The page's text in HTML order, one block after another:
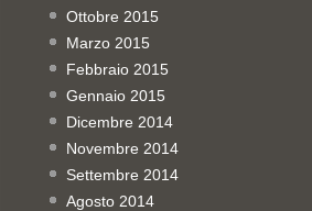
Ottobre 2015
Marzo 2015
Febbraio 2015
Gennaio 2015
Dicembre 2014
Novembre 2014
Settembre 2014
Agosto 2014